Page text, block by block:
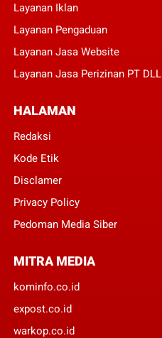
Layanan Iklan
Layanan Pengaduan
Layanan Jasa Website
Layanan Jasa Perizinan PT DLL
HALAMAN
Redaksi
Kode Etik
Disclamer
Privacy Policy
Pedoman Media Siber
MITRA MEDIA
kominfo.co.id
expost.co.id
warkop.co.id